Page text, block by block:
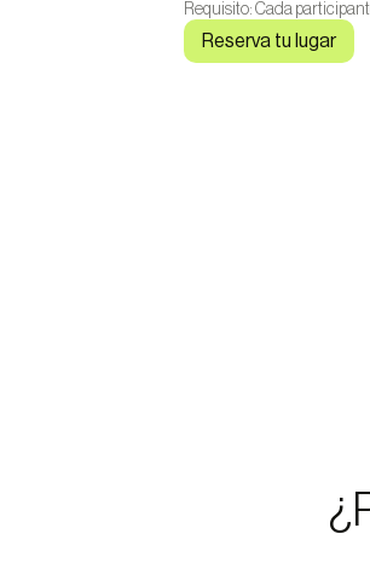
Requisito: Cada
Reserva tu lugar